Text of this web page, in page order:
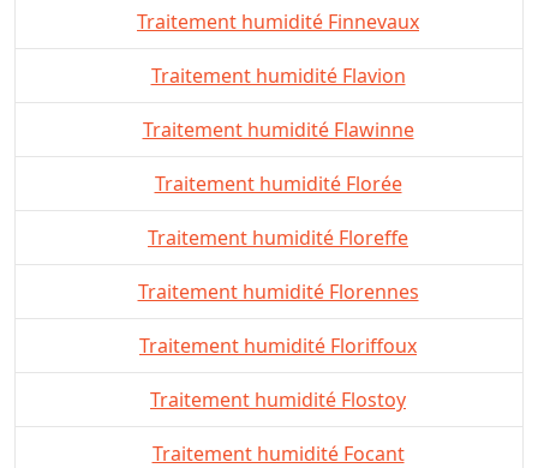
Traitement humidité Finnevaux
Traitement humidité Flavion
Traitement humidité Flawinne
Traitement humidité Florée
Traitement humidité Floreffe
Traitement humidité Florennes
Traitement humidité Floriffoux
Traitement humidité Flostoy
Traitement humidité Focant